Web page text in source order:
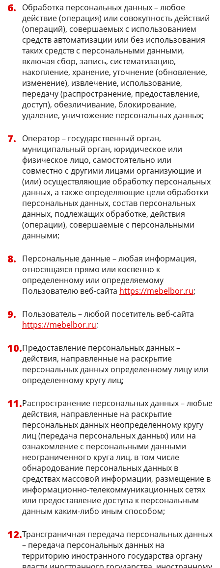
Обработка персональных данных – любое
действие (операция) или совокупность действий
(операций), совершаемых с использованием
средств автоматизации или без использования
таких средств с персональными данными,
включая сбор, запись, систематизацию,
накопление, хранение, уточнение (обновление,
изменение), извлечение, использование,
передачу (распространение, предоставление,
доступ), обезличивание, блокирование,
удаление, уничтожение персональных данных;
Оператор – государственный орган,
муниципальный орган, юридическое или
физическое лицо, самостоятельно или
совместно с другими лицами организующие и
(или) осуществляющие обработку персональных
данных, а также определяющие цели обработки
персональных данных, состав персональных
данных, подлежащих обработке, действия
(операции), совершаемые с персональными
данными;
Персональные данные – любая информация,
относящаяся прямо или косвенно к
определенному или определяемому
Пользователю веб-сайта https://mebelbor.ru;
Пользователь – любой посетитель веб-сайта
https://mebelbor.ru;
Предоставление персональных данных –
действия, направленные на раскрытие
персональных данных определенному лицу или
определенному кругу лиц;
Распространение персональных данных – любые
действия, направленные на раскрытие
персональных данных неопределенному кругу
лиц (передача персональных данных) или на
ознакомление с персональными данными
неограниченного круга лиц, в том числе
обнародование персональных данных в
средствах массовой информации, размещение в
информационно-телекоммуникационных сетях
или предоставление доступа к персональным
данным каким-либо иным способом;
Трансграничная передача персональных данных
– передача персональных данных на
территорию иностранного государства органу